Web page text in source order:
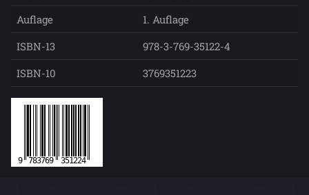
Auflage
1. Auflage
ISBN-13
978-3-769-35122-4
ISBN-10
3769351223